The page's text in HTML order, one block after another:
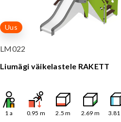
Uus
LM022
Liumägi väikelastele RAKETT
1 a 0.95 m 2.5 m 2.69 m 3.81